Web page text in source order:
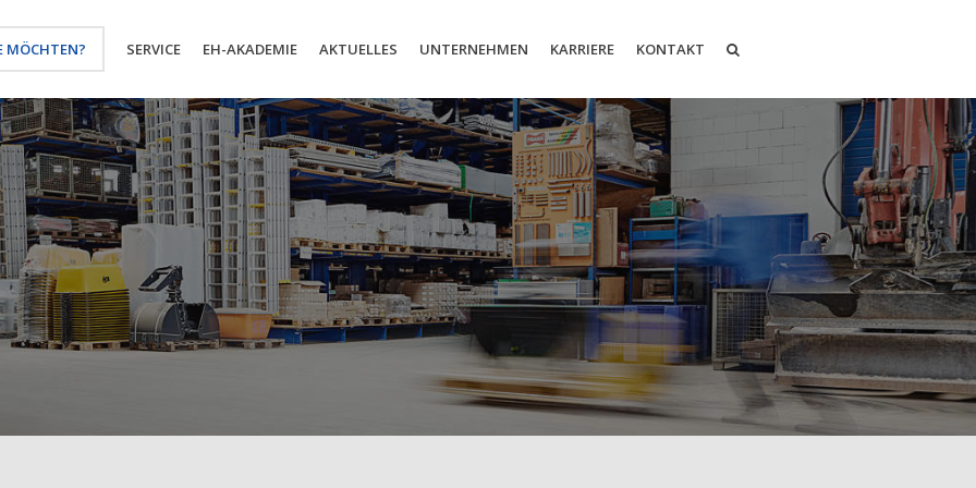
MÖCHTEN? SERVICE EH-AKADEMIE AKTUELLES UNTERNEHMEN KARRIERE KONTAKT